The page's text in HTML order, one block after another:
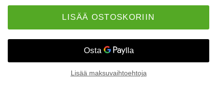
LISÄÄ OSTOSKORIIN
Lisää maksuvaihtoehtoja